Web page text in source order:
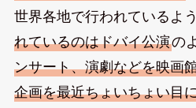
世界各地で行われているよう
れているのはドバイ公演の
ンサート、演劇などを映画
企画を最近ちょいちょい目